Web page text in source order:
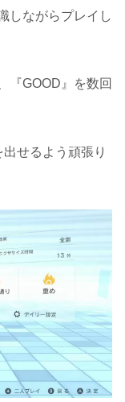
しながらプレイし
『GOOD』を数回
せるよう頑張り